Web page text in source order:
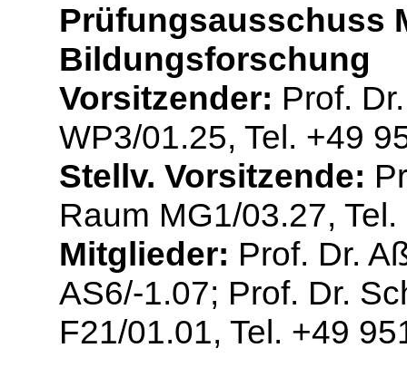
Prüfungsausschuss
Bildungsforschung
Vorsitzender: Prof.
WP3/01.25, Tel. +49
Stellv. Vorsitzende:
Raum MG1/03.27,
Mitglieder: Prof. Dr.
AS6/-1.07; Prof. Dr.
F21/01.01, Tel. +49